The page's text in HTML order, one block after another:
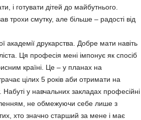
і готувати дітей до майбутнього.
трохи смутку, але більше – радості від
академії друкарства. Добре мати навіть
Ця професія мені імпонує як спосіб
країні. Це – у планах на
цілих 5 років аби отримати на
у навчальних закладах професійні
не обмежуючи себе лише з
хто значно старший за мене і має